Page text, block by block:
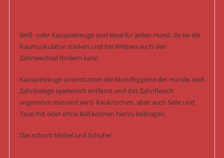
Beiß- oder Kauspielzeuge sind ideal für jeden Hund, da sie die
Kaumuskulatur stärken und bei Welpen auch den
Zahnwechsel fördern kann.
Kauspielzeuge unterstützen die Mundhygiene der Hunde, weil
Zahnbelege spielerisch entfernt und das Zahnfleisch
angenehm massiert wird. Kauknochen, aber auch Seile und
Taue mit oder ohne Ball können hierzu beitragen.
Das schont Möbel und Schuhe!